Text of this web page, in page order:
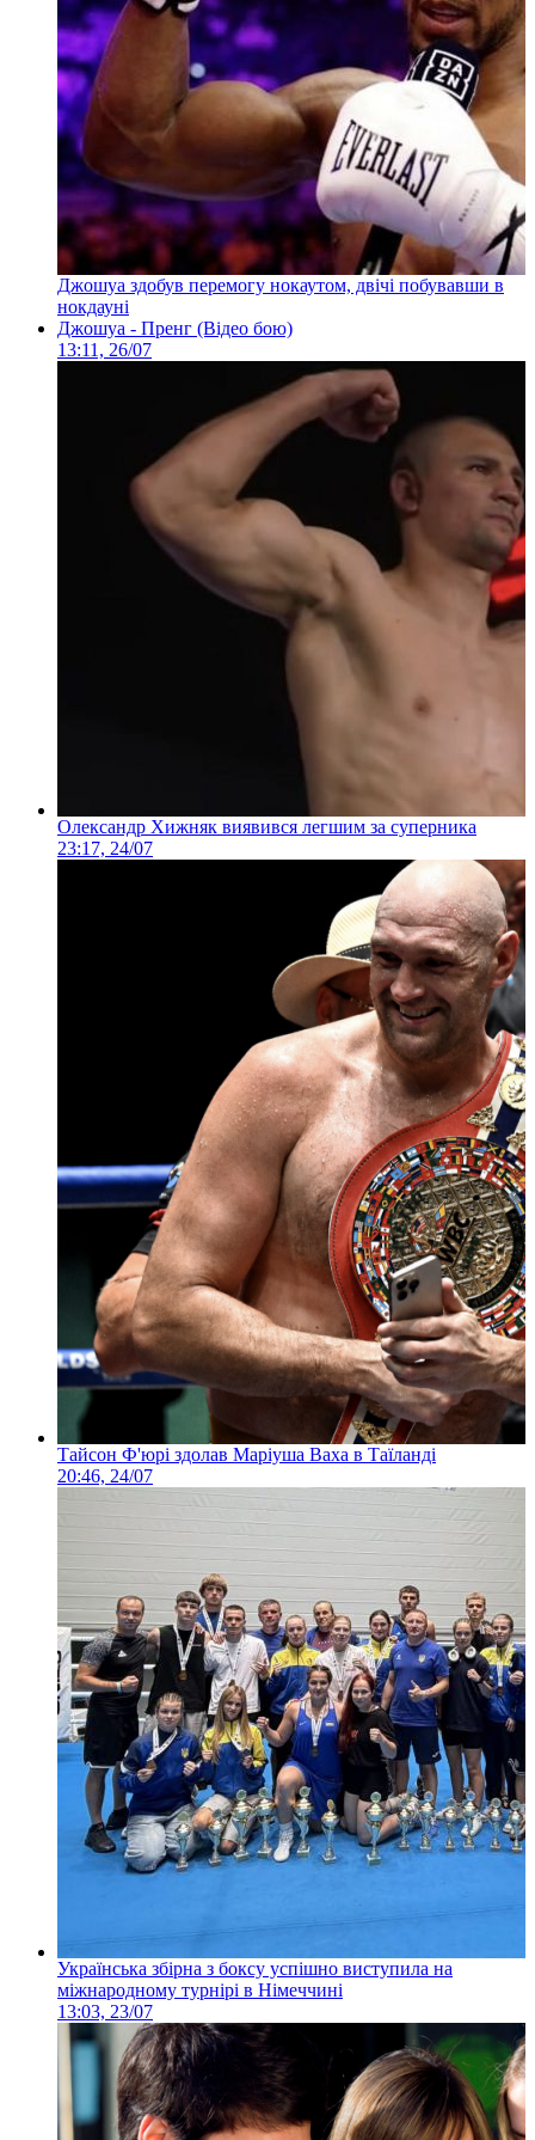
Джошуа здобув перемогу нокаутом, двічі побувавши в
нокдауні
Джошуа - Пренг (Відео бою)
13:11, 26/07
Олександр Хижняк виявився легшим за суперника
23:17, 24/07
Тайсон Ф'юрі здолав Маріуша Ваха в Таїланді
20:46, 24/07
Українська збірна з боксу успішно виступила на
міжнародному турнірі в Німеччині
13:03, 23/07